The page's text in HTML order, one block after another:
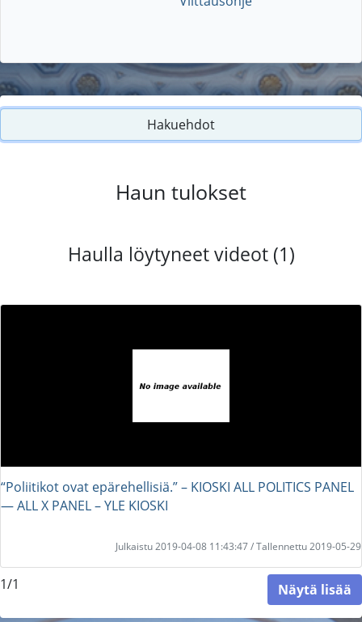
Hakuehdot
Haun tulokset
Haulla löytyneet videot (1)
“Poliitikot ovat epärehellisiä.” – KIOSKI ALL POLITICS PANEL
― ALL X PANEL – YLE KIOSKI
Julkaistu 2019-04-08 11:43:47 / Tallennettu 2019-05-29
1/1 Näytä lisää